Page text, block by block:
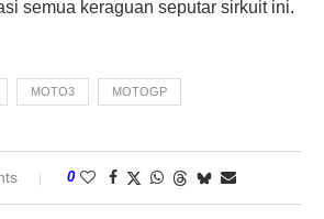
semua keraguan seputar sirkuit ini.
MOTO3 MOTOGP
0